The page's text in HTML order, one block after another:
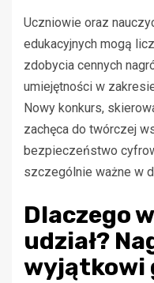
Uczniowie oraz
edukacyjnych mogą
zdobycia cennych
umiejętności w
Nowy konkurs,
zachęca do twórczej
bezpieczeństwo
szczególnie ważne w
Dlaczego
udział?
wyjątkowi